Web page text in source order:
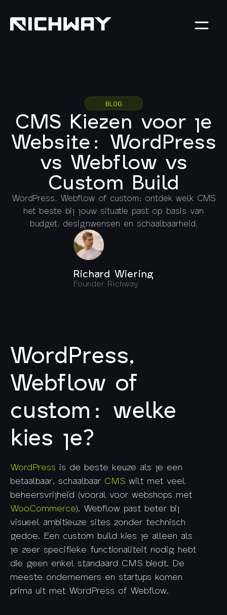
BLOG
CMS Kiezen voor je
Website: WordPress
vs Webflow vs
Custom Build
WordPress, Webflow of custom: ontdek welk CMS
het beste bij jouw situatie past op basis van
budget, designwensen en schaalbaarheid.
Richard Wiering
Founder Richway
WordPress,
Webflow of
custom: welke
kies je?
WordPress is de beste keuze als je een
betaalbaar, schaalbaar CMS wilt met veel
beheersvrijheid (vooral voor webshops met
WooCommerce). Webflow past beter bij
visueel ambitieuze sites zonder technisch
gedoe. Een custom build kies je alleen als
je zeer specifieke functionaliteit nodig hebt
die geen enkel standaard CMS biedt. De
meeste ondernemers en startups komen
prima uit met WordPress of Webflow.